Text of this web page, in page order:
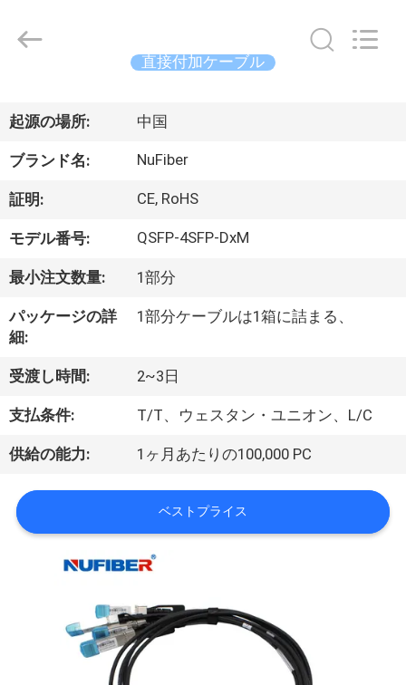
プ
ロ
ダ
ク
ト
私
達
に
い
Digital
Technology
ECER
直接付加ケーブル
起源の場所: 中国
ブランド名: NuFiber
証明: CE, RoHS
モデル番号: QSFP-4SFP-DxM
最小注文数量: 1部分
パッケージの詳
細:
1部分ケーブルは1箱に詰まる、
受渡し時間: 2~3日
支払条件: T/T、ウェスタン・ユニオン、L/C
供給の能力: 1ヶ月あたりの100,000 PC
ベストプライス